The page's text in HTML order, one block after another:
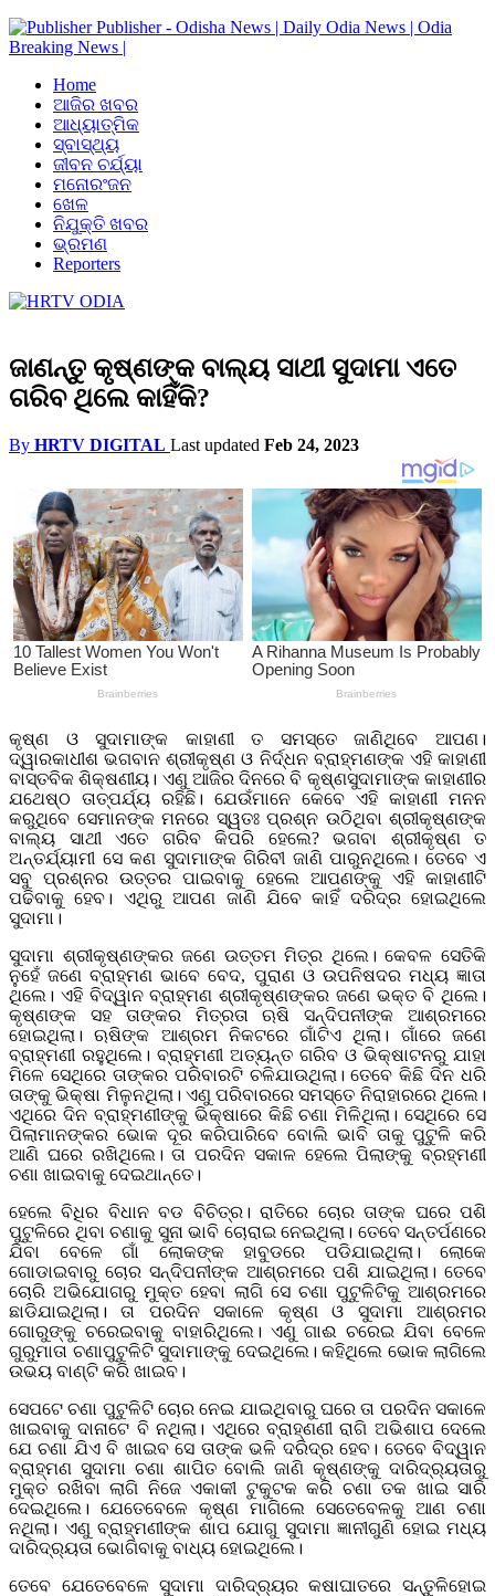
Publisher - Odisha News | Daily Odia News | Odia
Breaking News |
Home
ଆଜିର ଖବର
ଆଧ୍ୟାତ୍ମିକ
ସ୍ବାସ୍ଥ୍ୟ
ଜୀବନ ଚର୍ଯ୍ୟା
ମନୋରଂଜନ
ଖେଳ
ନିଯୁକ୍ତି ଖବର
ଭ୍ରମଣ
Reporters
ଜାଣନ୍ତୁ କୃଷ୍ଣଙ୍କ ବାଲ୍ୟ ସାଥୀ ସୁଦାମା ଏତେ
ଗରିବ ଥିଲେ କାହିଁକି?
By HRTV DIGITAL Last updated Feb 24, 2023
କୃଷ୍ଣ ଓ ସୁଦାମାଙ୍କ କାହାଣୀ ତ ସମସ୍ତେ ଜାଣିଥିବେ ଆପଣ।
ଦ୍ୱାରକାଧୀଶ ଭଗବାନ ଶ୍ରୀକୃଷ୍ଣ ଓ ନିର୍ଦ୍ଧନ ବ୍ରାହ୍ମଣଙ୍କ ଏହି କାହାଣୀ
ବାସ୍ତବିକ ଶିକ୍ଷଣୀୟ। ଏଣୁ ଆଜିର ଦିନରେ ବି କୃଷ୍ଣସୁଦାମାଙ୍କ କାହାଣୀର
ଯଥେଷ୍ଠ ତାତ୍ପର୍ଯ୍ୟ ରହିଛି। ଯେଉଁମାନେ କେବେ ଏହି କାହାଣୀ ମନନ
କରୁଥିବେ ସେମାନଙ୍କ ମନରେ ସ୍ୱତଃ ପ୍ରଶ୍ନ ଉଠିଥିବା ଶ୍ରୀକୃଷ୍ଣଙ୍କ
ବାଲ୍ୟ ସାଥୀ ଏତେ ଗରିବ କିପରି ହେଲେ? ଭଗବା ଶ୍ରୀକୃଷ୍ଣ ତ
ଅନ୍ତର୍ଯ୍ୟାମୀ ସେ କଣ ସୁଦାମାଙ୍କ ଗିରିବୀ ଜାଣି ପାରୁନଥିଲେ। ତେବେ ଏ
ସବୁ ପ୍ରଶ୍ନର ଉତ୍ତର ପାଇବାକୁ ହେଲେ ଆପଣଙ୍କୁ ଏହି କାହାଣୀଟି
ପଢିବାକୁ ହେବ। ଏଥିରୁ ଆପଣ ଜାଣି ଯିବେ କାହିଁ ଦରିଦ୍ର ହୋଇଥିଲେ
ସୁଦାମା।
ସୁଦାମା ଶ୍ରୀକୃଷ୍ଣଙ୍କର ଜଣେ ଉତ୍ତମ ମିତ୍ର ଥିଲେ। କେବଳ ସେତିକି
ନୁହେଁ ଜଣେ ବ୍ରାହ୍ମଣ ଭାବେ ବେଦ, ପୁରାଣ ଓ ଉପନିଷଦର ମଧ୍ୟ ଜ୍ଞାତା
ଥିଲେ। ଏହି ବିଦ୍ୱାନ ବ୍ରାହ୍ମଣ ଶ୍ରୀକୃଷ୍ଣଙ୍କର ଜଣେ ଭକ୍ତ ବି ଥିଲେ।
କୃଷ୍ଣଙ୍କ ସହ ତାଙ୍କର ମିତ୍ରତା ଋଷି ସନ୍ଦିପନୀଙ୍କ ଆଶ୍ରମରେ
ହୋଇଥିଲା। ଋଷିଙ୍କ ଆଶ୍ରମ ନିକଟରେ ଗାଁଟିଏ ଥିଲା। ଗାଁରେ ଜଣେ
ବ୍ରାହ୍ମଣୀ ରହୁଥିଲେ। ବ୍ରାହ୍ମଣୀ ଅତ୍ୟନ୍ତ ଗରିବ ଓ ଭିକ୍ଷାଟନରୁ ଯାହା
ମିଳେ ସେଥିରେ ତାଙ୍କର ପରିବାରଟି ଚଳିଯାଉଥିଲା। ତେବେ କିଛି ଦିନ ଧରି
ତାଙ୍କୁ ଭିକ୍ଷା ମିଳୁନଥିଲା। ଏଣୁ ପରିବାରରେ ସମସ୍ତେ ନିରାହାରରେ ଥିଲେ।
ଏଥିରେ ଦିନ ବ୍ରାହ୍ମଣୀଙ୍କୁ ଭିକ୍ଷାରେ କିଛି ଚଣା ମିଳିଥିଲା। ସେଥିରେ ସେ
ପିଲାମାନଙ୍କର ଭୋକ ଦୂର କରିପାରିବେ ବୋଲି ଭାବି ତାକୁ ପୁଟୁଳି କରି
ଆଣି ଘରେ ରଖିଥିଲେ। ତା ପରଦିନ ସକାଳ ହେଲେ ପିଲାଙ୍କୁ ବ୍ରହ୍ମଣୀ
ଚଣା ଖାଇବାକୁ ଦେଇଥାନ୍ତେ।
ହେଲେ ବିଧିର ବିଧାନ ବଡ ବିଚିତ୍ର। ରାତିରେ ଚୋର ତାଙ୍କ ଘରେ ପଶି
ପୁଟୁଳିରେ ଥିବା ଚଣାକୁ ସୁନା ଭାବି ଚୋରାଇ ନେଇଥିଲା। ତେବେ ସନ୍ତର୍ପଣରେ
ଯିବା ବେଳେ ଗାଁ ଲୋକଙ୍କ ହାବୁଡରେ ପଡିଯାଇଥିଲା। ଲୋକେ
ଗୋଡାଇବାରୁ ଚୋର ସନ୍ଦିପନୀଙ୍କ ଆଶ୍ରମରେ ପଶି ଯାଇଥିଲା। ତେବେ
ଚୋରି ଅଭିଯୋଗରୁ ମୁକ୍ତ ହେବା ଲାଗି ସେ ଚଣା ପୁଟୁଳିଟିକୁ ଆଶ୍ରମରେ
ଛାଡିଯାଇଥିଲା। ତା ପରଦିନ ସକାଳେ କୃଷ୍ଣ ଓ ସୁଦାମା ଆଶ୍ରମର
ଗୋରୁଙ୍କୁ ଚରେଇବାକୁ ବାହାରିଥିଲେ। ଏଣୁ ଗାଈ ଚରେଇ ଯିବା ବେଳେ
ଗୁରୁମାତା ଚଣାପୁଟୁଳିଟି ସୁଦାମାଙ୍କୁ ଦେଇଥିଲେ। କହିଥିଲେ ଭୋକ ଲାଗିଲେ
ଉଭୟ ବାଣ୍ଟି କରି ଖାଇବ।
ସେପଟେ ଚଣା ପୁଟୁଳିଟି ଚୋର ନେଇ ଯାଇଥିବାରୁ ଘରେ ତା ପରଦିନ ସକାଳେ
ଖାଇବାକୁ ଦାନାଟେ ବି ନଥିଲା। ଏଥିରେ ବ୍ରାହ୍ଣଣୀ ରାଗି ଅଭିଶାପ ଦେଲେ
ଯେ ଚଣା ଯିଏ ବି ଖାଇବ ସେ ତାଙ୍କ ଭଳି ଦରିଦ୍ର ହେବ। ତେବେ ବିଦ୍ୱାନ
ବ୍ରାହ୍ମଣ ସୁଦାମା ଚଣା ଶାପିତ ବୋଲି ଜାଣି କୃଷ୍ଣଙ୍କୁ ଦାରିଦ୍ର୍ୟତାରୁ
ମୁକ୍ତ ରଖିବା ଲାଗି ନିଜେ ଏକାକୀ ଟୁକୁଟକ କରି ଚଣା ତକ ଖାଇ ସାରି
ଦେଇଥିଲେ। ଯେତେବେଳେ କୃଷ୍ଣ ମାଗିଲେ ସେତେବେଳକୁ ଆଣ ଚଣା
ନଥିଲା। ଏଣୁ ବ୍ରାହ୍ମଣୀଙ୍କ ଶାପ ଯୋଗୁ ସୁଦାମା ଜ୍ଞାନୀଗୁଣି ହୋଇ ମଧ୍ୟ
ଦାରିଦ୍ର୍ୟତା ଭୋଗିବାକୁ ବାଧ୍ୟ ହୋଇଥିଲେ।
ତେବେ ଯେତେବେଳେ ସୁଦାମା ଦାରିଦ୍ର୍ୟର କଷାଘାତରେ ସନ୍ତୁଳିହୋଇ